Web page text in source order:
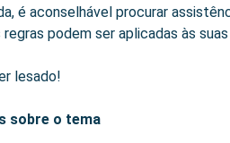
é aconselhável procurar
podem ser aplicadas às
lesado!
sobre o tema